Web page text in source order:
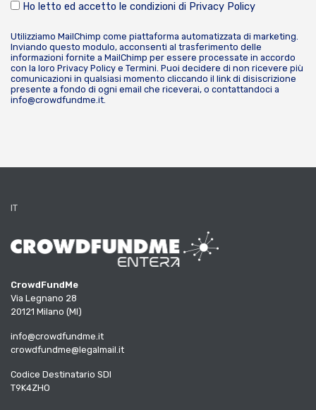
Ho letto ed accetto le condizioni di Privacy Policy
Utilizziamo MailChimp come piattaforma automatizzata di marketing.
Inviando questo modulo, acconsenti al trasferimento delle
informazioni fornite a MailChimp per essere processate in accordo
con la loro Privacy Policy e Termini. Puoi decidere di non ricevere più
comunicazioni in qualsiasi momento cliccando il link di disiscrizione
presente a fondo di ogni email che riceverai, o contattandoci a
info@crowdfundme.it.
IT
CrowdFundMe
Via Legnano 28
20121 Milano (MI)
info@crowdfundme.it
crowdfundme@legalmail.it
Codice Destinatario SDI
T9K4ZHO